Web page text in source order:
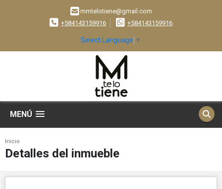
mmtelotiene@gmail.com
+584143159916
+584143159916
Select Language ▼
MENÚ
Inicio
Detalles del inmueble